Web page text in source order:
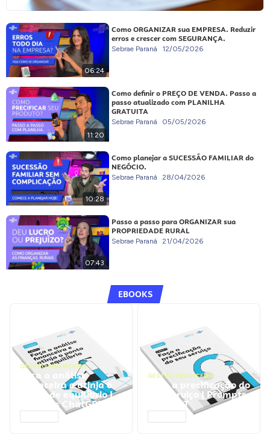
06:24
Como ORGANIZAR sua EMPRESA. Reduzir
erros e crescer com SEGURANÇA.
Sebrae Paraná 12/05/2026
11:20
Como definir o PREÇO DE VENDA. Passo a
passo atualizado com PLANILHA
GRATUITA
Sebrae Paraná 05/05/2026
10:28
Como planejar a SUCESSÃO FAMILIAR do
NEGÓCIO.
Sebrae Paraná 28/04/2026
07:43
Passo a passo para ORGANIZAR sua
PROPRIEDADE RURAL
Sebrae Paraná 21/04/2026
EBOOKS
GESTÃO FINANCEIRA
Faça a análise
financeira e atinja o
ponto de equilíbrio |
Prompts ChatGPT
GESTÃO FINANCEIRA
Faça a precificação do
seu serviço | Prompts
ChatGPT